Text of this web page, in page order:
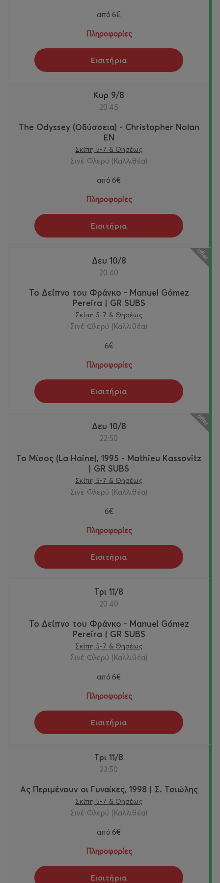
από 6€
Πληροφορίες
Εισιτήρια
Κυρ 9/8
20:45
The Odyssey (Οδύσσεια) - Christopher Nolan
ΕΝ
Σκίπη 5-7 & Θησέως
Σινέ Φλερύ (Καλλιθέα)
από 6€
Πληροφορίες
Εισιτήρια
Δευ 10/8
20:40
Το Δείπνο του Φράνκο - Manuel Gómez
Pereira | GR SUBS
Σκίπη 5-7 & Θησέως
Σινέ Φλερύ (Καλλιθέα)
6€
Πληροφορίες
Εισιτήρια
Δευ 10/8
22:50
Το Μίσος (La Haine), 1995 - Mathieu Kassovitz
| GR SUBS
Σκίπη 5-7 & Θησέως
Σινέ Φλερύ (Καλλιθέα)
6€
Πληροφορίες
Εισιτήρια
Τρι 11/8
20:40
Το Δείπνο του Φράνκο - Manuel Gómez
Pereira | GR SUBS
Σκίπη 5-7 & Θησέως
Σινέ Φλερύ (Καλλιθέα)
από 6€
Πληροφορίες
Εισιτήρια
Τρι 11/8
22:50
Ας Περιμένουν οι Γυναίκες, 1998 | Σ. Τσιώλης
Σκίπη 5-7 & Θησέως
Σινέ Φλερύ (Καλλιθέα)
από 6€
Πληροφορίες
Εισιτήρια